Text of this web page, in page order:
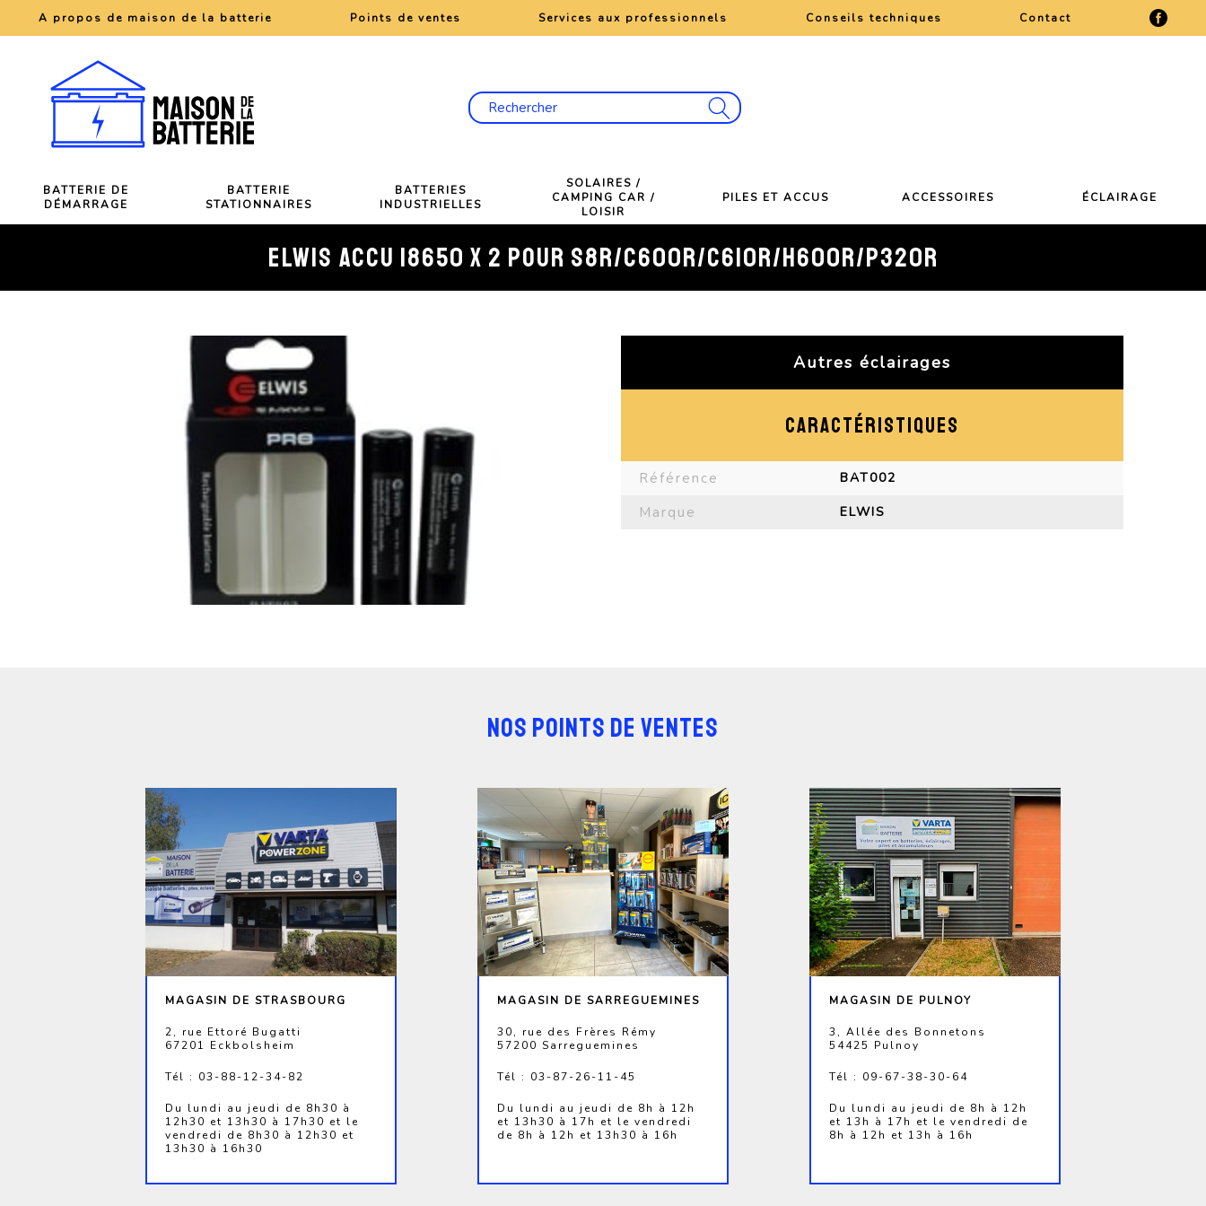
A propos de maison de la batterie Points de ventes Services aux professionnels Conseils techniques Contact
BATTERIE DE
DÉMARRAGE
BATTERIE
STATIONNAIRES
BATTERIES
INDUSTRIELLES
SOLAIRES /
CAMPING CAR /
LOISIR
PILES ET ACCUS ACCESSOIRES ÉCLAIRAGE
ELWIS ACCU 18650 X 2 POUR S8R/C600R/C610R/H600R/P320R
Autres éclairages
CARACTÉRISTIQUES
Référence BAT002
Marque ELWIS
NOS POINTS DE VENTES
MAGASIN DE STRASBOURG
2, rue Ettoré Bugatti
67201 Eckbolsheim
Tél : 03-88-12-34-82
Du lundi au jeudi de 8h30 à
12h30 et 13h30 à 17h30 et le
vendredi de 8h30 à 12h30 et
13h30 à 16h30
MAGASIN DE SARREGUEMINES
30, rue des Frères Rémy
57200 Sarreguemines
Tél : 03-87-26-11-45
Du lundi au jeudi de 8h à 12h
et 13h30 à 17h et le vendredi
de 8h à 12h et 13h30 à 16h
MAGASIN DE PULNOY
3, Allée des Bonnetons
54425 Pulnoy
Tél : 09-67-38-30-64
Du lundi au jeudi de 8h à 12h
et 13h à 17h et le vendredi de
8h à 12h et 13h à 16h